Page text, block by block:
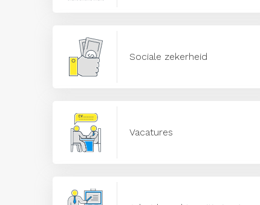
Sociale zekerheid
Vacatures